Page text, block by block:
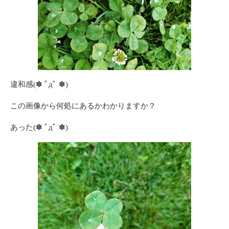
違和感(✽ ﾟдﾟ ✽)
この画像から何処にあるかわかりますか？
あった(✽ ﾟдﾟ ✽)